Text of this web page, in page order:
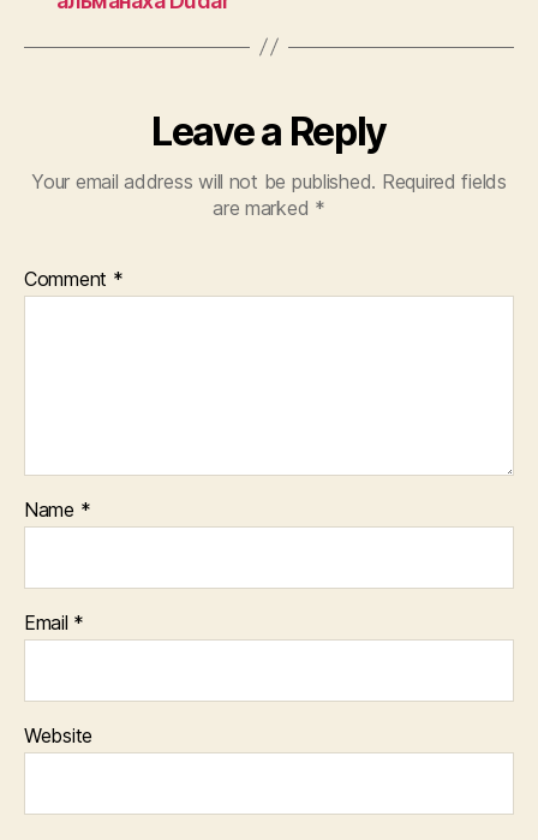
Leave a Reply
Your email address will not be published. Required fields
are marked *
Comment *
Name *
Email *
Website